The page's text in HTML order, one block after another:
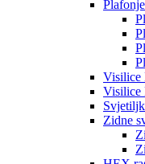
Visilice
Visilice
Zidne